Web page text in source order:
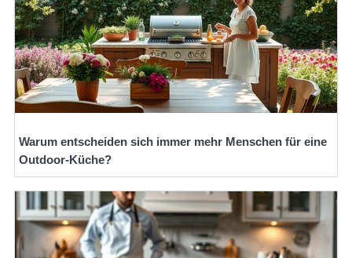
Warum entscheiden sich immer mehr Menschen für eine
Outdoor-Küche?